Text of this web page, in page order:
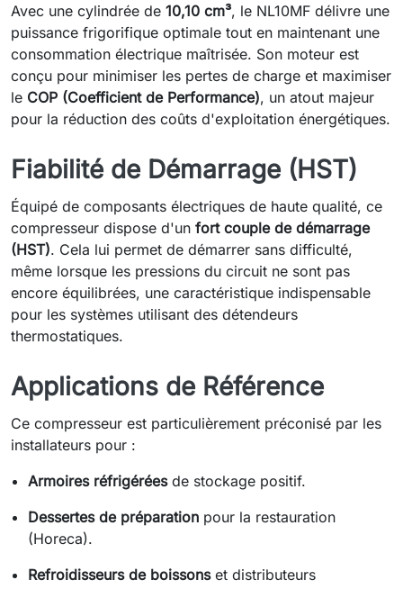
Avec une cylindrée de 10,10 cm³, le NL10MF délivre une
puissance frigorifique optimale tout en maintenant une
consommation électrique maîtrisée. Son moteur est
conçu pour minimiser les pertes de charge et maximiser
le COP (Coefficient de Performance), un atout majeur
pour la réduction des coûts d'exploitation énergétiques.
Fiabilité de Démarrage (HST)
Équipé de composants électriques de haute qualité, ce
compresseur dispose d'un fort couple de démarrage
(HST). Cela lui permet de démarrer sans difficulté,
même lorsque les pressions du circuit ne sont pas
encore équilibrées, une caractéristique indispensable
pour les systèmes utilisant des détendeurs
thermostatiques.
Applications de Référence
Ce compresseur est particulièrement préconisé par les
installateurs pour :
Armoires réfrigéréesde stockage positif.
Dessertes de préparation pour la restauration
(Horeca).
Refroidisseurs de boissonset distributeurs